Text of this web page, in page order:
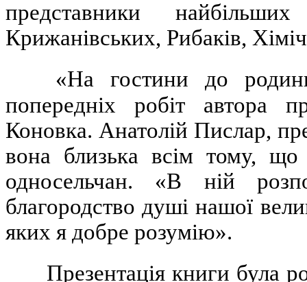
представники
Крижанівських, Рибаків,
«На гостини до
попередніх робіт автора
Коновка. Анатолій Пислар,
вона близька всім тому,
односельчан. «В ній
благородство душі нашої
яких я добре розумію».
Презентація книги була